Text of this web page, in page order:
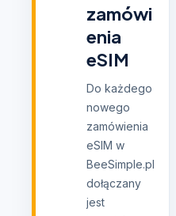
zamówi
enia
eSIM
Do każdego
nowego
zamówienia
eSIM w
BeeSimple.pl
dołączany
jest